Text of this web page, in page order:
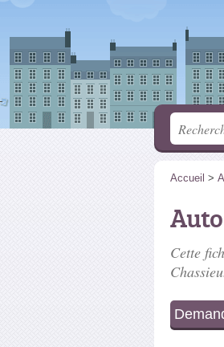
Accueil >
Cette